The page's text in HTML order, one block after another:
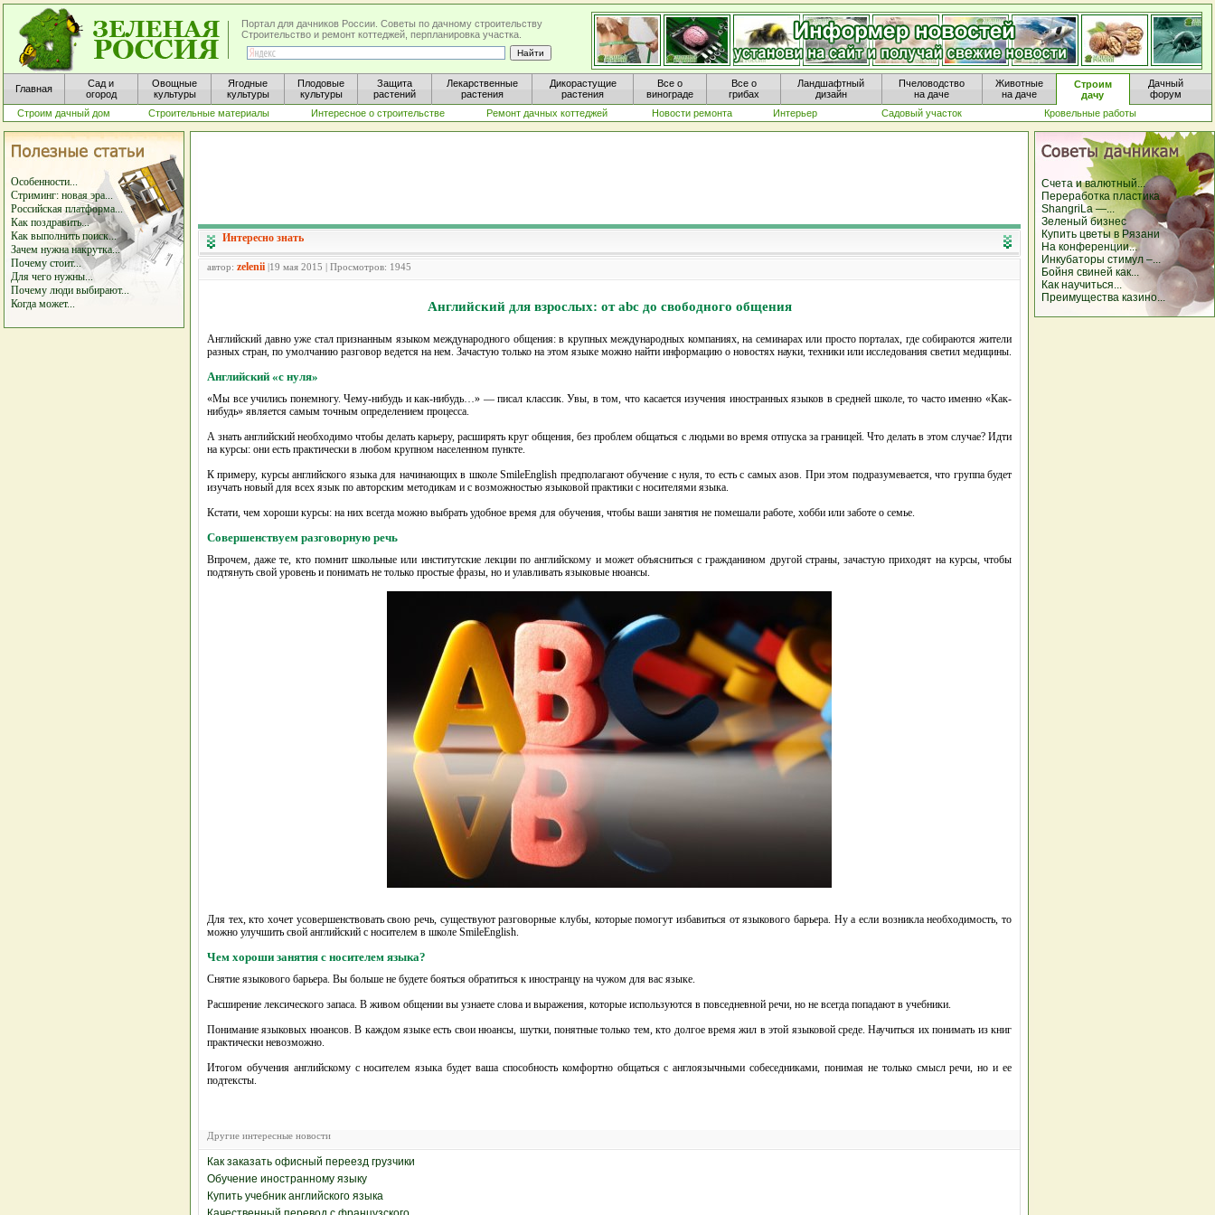
Портал для дачников России. Советы по дачному строительству
Строительство и ремонт коттеджей, перпланировка участка.
Главная
Сад и
огород
Овощные
культуры
Ягодные
культуры
Плодовые
культуры
Защита
растений
Лекарственные
растения
Дикорастущие
растения
Все о
винограде
Все о
грибах
Ландшафтный
дизайн
Пчеловодство
на даче
Животные
на даче
Строим
дачу
Дачный
форум
Строим дачный дом
Строительные материалы Интересное о строительстве Ремонт дачных коттеджей Новости ремонта Интерьер Садовый участок Кровельные работы
Особенности...
Стриминг: новая эра...
Российская платформа...
Как поздравить...
Как выполнить поиск...
Зачем нужна накрутка...
Почему стоит...
Для чего нужны...
Почему люди выбирают...
Когда может...
Счета и валютный...
Переработка пластика
ShangriLa —...
Зеленый бизнес
Купить цветы в Рязани
На конференции...
Инкубаторы стимул –...
Бойня свиней как...
Как научиться...
Преимущества казино...
Интересно знать
автор: zelenii |19 мая 2015 | Просмотров: 1945
Английский для взрослых: от abc до свободного общения
Английский давно уже стал признанным языком международного общения: в крупных международных компаниях, на семинарах или просто порталах, где собираются жители
разных стран, по умолчанию разговор ведется на нем. Зачастую только на этом языке можно найти информацию о новостях науки, техники или исследования светил медицины.
Английский «с нуля»
«Мы все учились понемногу. Чему-нибудь и как-нибудь…» — писал классик. Увы, в том, что касается изучения иностранных языков в средней школе, то часто именно «Как-
нибудь» является самым точным определением процесса.
А знать английский необходимо чтобы делать карьеру, расширять круг общения, без проблем общаться с людьми во время отпуска за границей. Что делать в этом случае? Идти
на курсы: они есть практически в любом крупном населенном пункте.
К примеру, курсы английского языка для начинающих в школе SmileEnglish предполагают обучение с нуля, то есть с самых азов. При этом подразумевается, что группа будет
изучать новый для всех язык по авторским методикам и с возможностью языковой практики с носителями языка.
Кстати, чем хороши курсы: на них всегда можно выбрать удобное время для обучения, чтобы ваши занятия не помешали работе, хобби или заботе о семье.
Совершенствуем разговорную речь
Впрочем, даже те, кто помнит школьные или институтские лекции по английскому и может объясниться с гражданином другой страны, зачастую приходят на курсы, чтобы
подтянуть свой уровень и понимать не только простые фразы, но и улавливать языковые нюансы.
Для тех, кто хочет усовершенствовать свою речь, существуют разговорные клубы, которые помогут избавиться от языкового барьера. Ну а если возникла необходимость, то
можно улучшить свой английский с носителем в школе SmileEnglish.
Чем хороши занятия с носителем языка?
Снятие языкового барьера. Вы больше не будете бояться обратиться к иностранцу на чужом для вас языке.
Расширение лексического запаса. В живом общении вы узнаете слова и выражения, которые используются в повседневной речи, но не всегда попадают в учебники.
Понимание языковых нюансов. В каждом языке есть свои нюансы, шутки, понятные только тем, кто долгое время жил в этой языковой среде. Научиться их понимать из книг
практически невозможно.
Итогом обучения английскому с носителем языка будет ваша способность комфортно общаться с англоязычными собеседниками, понимая не только смысл речи, но и ее
подтексты.
Другие интересные новости
Как заказать офисный переезд грузчики
Обучение иностранному языку
Купить учебник английского языка